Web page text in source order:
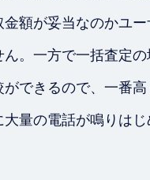
額が妥当なのかユ
。一方で一括査定
できるので、一番
量の電話が鳴りは